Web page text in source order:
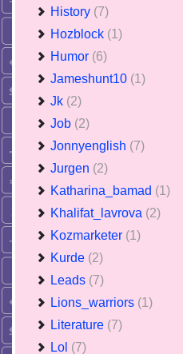
History (7)
Hozblock (1)
Humor (6)
Jameshunt10 (1)
Jk (2)
Job (2)
Jonnyenglish (7)
Jurgen (2)
Katharina_bamad (1)
Khalifat_lavrova (2)
Kozmarketer (1)
Kurde (2)
Leads (7)
Lions_warriors (1)
Literature (7)
Lol (7)